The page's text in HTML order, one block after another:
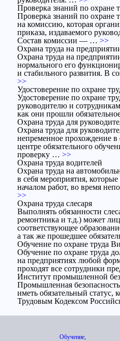
Проверка знаний по охране
Проверка знаний по охране
на комиссию, которая
приказа, издаваемого
Состав комиссии — … >>
Охрана труда на
Охрана труда на
нормального его
и стабильного развития. В
>>
Удостоверение по охране
Удостоверение по охране
руководителю и
как они прошли
Охрана труда для
Охрана труда для
непременное прохождение
центре обязательного
проверку … >>
Охрана труда водителей
Охрана труда на
в себя мероприятия,
началом работ, во время
>>
Охрана труда слесаря
Выполнять обязанности
ремонтника и т.д.) может
соответствующее
а так же прошедшее
Обучение по охране труда
Обучение по охране труда
на предприятиях любой
проходят все сотрудники
Институт промышленной
Промышленная
иметь обязательный статус,
Трудовым Кодексом
Обучение,